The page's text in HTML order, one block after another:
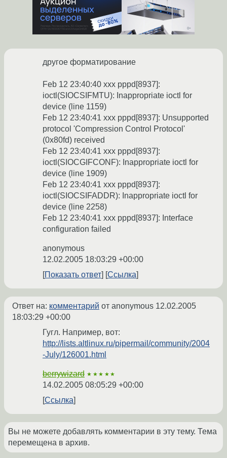
другое форматирование
Feb 12 23:40:40 xxx pppd[8937]:
ioctl(SIOCSIFMTU): Inappropriate ioctl for
device (line 1159)
Feb 12 23:40:41 xxx pppd[8937]: Unsupported
protocol 'Compression Control Protocol'
(0x80fd) received
Feb 12 23:40:41 xxx pppd[8937]:
ioctl(SIOCGIFCONF): Inappropriate ioctl for
device (line 1909)
Feb 12 23:40:41 xxx pppd[8937]:
ioctl(SIOCSIFADDR): Inappropriate ioctl for
device (line 2258)
Feb 12 23:40:41 xxx pppd[8937]: Interface
configuration failed
anonymous
12.02.2005 18:03:29 +00:00
Показать ответ
Ссылка
Ответ на: комментарий от anonymous 12.02.2005
18:03:29 +00:00
Гугл. Например, вот:
http://lists.altlinux.ru/pipermail/community/2004
-July/126001.html
berrywizard ★★★★★
14.02.2005 08:05:29 +00:00
Ссылка
Вы не можете добавлять комментарии в эту тему. Тема
перемещена в архив.